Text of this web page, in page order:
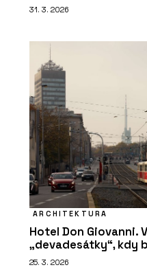
31. 3. 2026
ARCHITEKTURA
Hotel Don Giovanni.
„devadesátky“, kdy
25. 3. 2026